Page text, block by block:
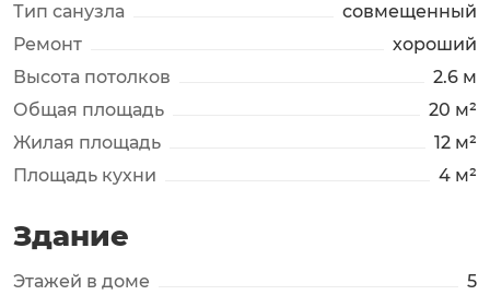
Тип санузла
совмещенный
Ремонт
хороший
Высота потолков
2.6 м
Общая площадь
20 м²
Жилая площадь
12 м²
Площадь кухни
4 м²
Здание
Этажей в доме
5